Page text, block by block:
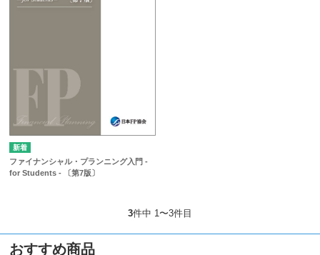
ファイナンシャル・プランニング入門 -
for Students - 〔第7版〕
3件中 1〜3件目
おすすめ商品